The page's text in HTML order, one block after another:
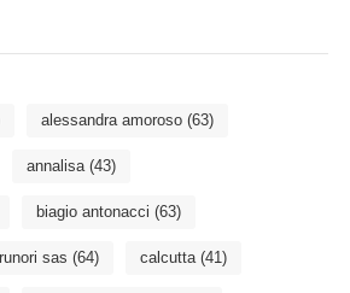
alessandra amoroso(63)
annalisa(43)
biagio antonacci (63)
sas (64) calcutta(41)